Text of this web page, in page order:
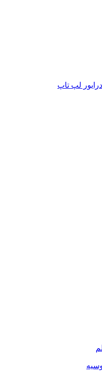
درایور لپ تاپ